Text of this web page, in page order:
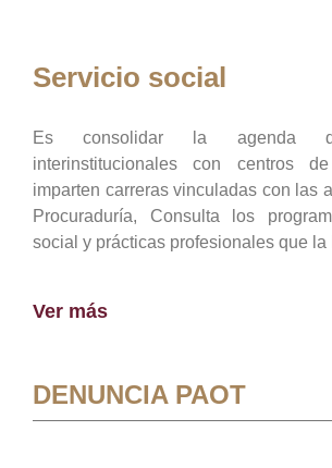
Servicio social
Es consolidar la agenda
interinstitucionales con centros
imparten carreras vinculadas con las
Procuraduría, Consulta los
social y prácticas profesionales que la
Ver más
DENUNCIA PAOT